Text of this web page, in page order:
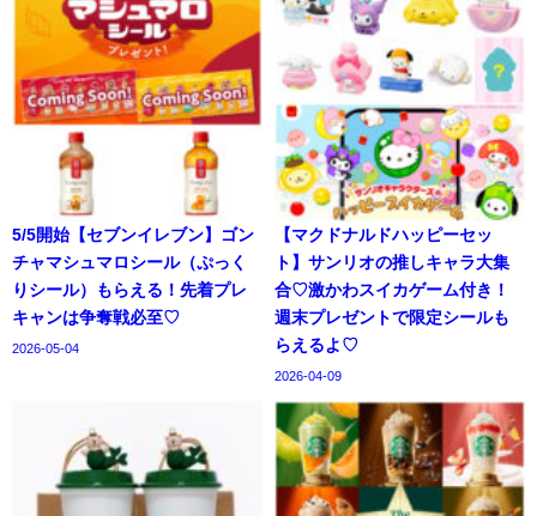
5/5開始【セブンイレブン】ゴン
チャマシュマロシール（ぷっく
りシール）もらえる！先着プレ
キャンは争奪戦必至♡
2026-05-04
【マクドナルドハッピーセッ
ト】サンリオの推しキャラ大集
合♡激かわスイカゲーム付き！
週末プレゼントで限定シールも
らえるよ♡
2026-04-09